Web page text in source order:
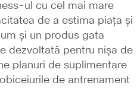
ul cu cel mai mare
de a estima piața și
și un produs gata
dezvoltată pentru nișa de
planuri de suplimentare
de antrenament